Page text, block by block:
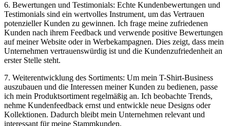
6. Bewertungen und Testimonials: Echte Kundenbewertungen und
Testimonials sind ein wertvolles Instrument, um das Vertrauen
potenzieller Kunden zu gewinnen. Ich frage meine zufriedenen
Kunden nach ihrem Feedback und verwende positive Bewertungen
auf meiner Website oder in Werbekampagnen. Dies zeigt, dass mein
Unternehmen vertrauenswürdig ist und die Kundenzufriedenheit an
erster Stelle steht.
7. Weiterentwicklung des Sortiments: Um mein T-Shirt-Business
auszubauen und die Interessen meiner Kunden zu bedienen, passe
ich mein Produktsortiment regelmäßig an. Ich beobachte Trends,
nehme Kundenfeedback ernst und entwickle neue Designs oder
Kollektionen. Dadurch bleibt mein Unternehmen relevant und
interessant für meine Stammkunden.